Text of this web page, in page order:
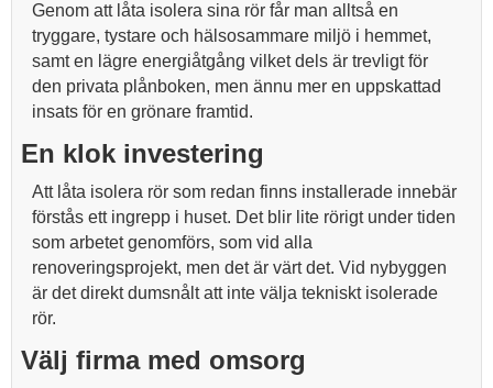
Genom att låta isolera sina rör får man alltså en
tryggare, tystare och hälsosammare miljö i hemmet,
samt en lägre energiåtgång vilket dels är trevligt för
den privata plånboken, men ännu mer en uppskattad
insats för en grönare framtid.
En klok investering
Att låta isolera rör som redan finns installerade innebär
förstås ett ingrepp i huset. Det blir lite rörigt under tiden
som arbetet genomförs, som vid alla
renoveringsprojekt, men det är värt det. Vid nybyggen
är det direkt dumsnålt att inte välja tekniskt isolerade
rör.
Välj firma med omsorg